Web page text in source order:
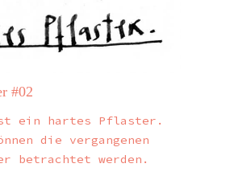
#02
ein hartes Pflaster.
die vergangenen
betrachtet werden.